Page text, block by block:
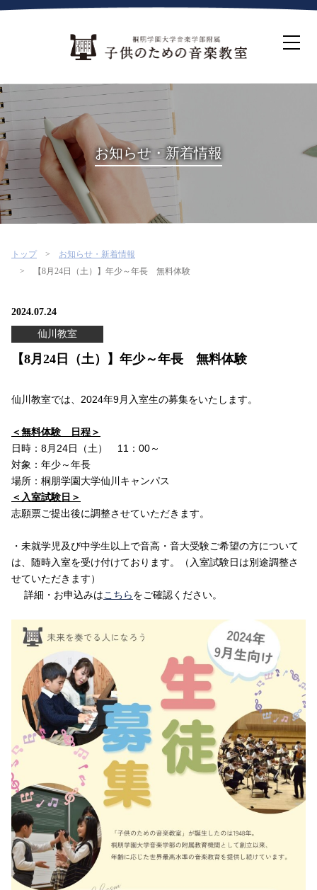
ホーム
生徒募集について
教室案内
コース紹介
概要・沿革
桐朋を選ぶ理由
インタビュー・コラム
イベント
よくある質問
お知らせ・新着情報
トップ
お知らせ・新着情報
【8月24日（土）】年少～年長 無料体験
2024.07.24
仙川教室
【8月24日（土）】年少～年長 無料体験
仙川教室では、2024年9月入室生の募集をいたします。
＜無料体験 日程＞
日時：8月24日（土） 11：00～
対象： 年少～年長
場所：桐朋学園大学仙川キャンパス
＜入室試験日＞
志願票ご提出後に調整させていただきます。
・未就学児及び中学生以上で音高・音大受験ご希望の方について
は、随時入室を受け付けております。（入室試験日は別途調整さ
せていただきます）
詳細・お申込みはこちらをご確認ください。